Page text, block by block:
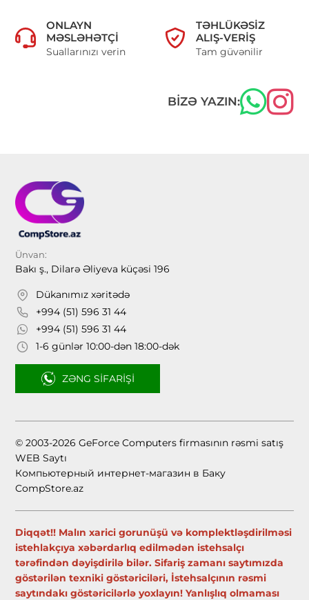
ONLAYN
MƏSLƏHƏTÇI
Suallarınızı verin
TƏHLÜKƏSIZ
ALIŞ-VERIŞ
Tam güvənilir
BIZƏ YAZIN:
Ünvan:
Bakı ş., Dilarə Əliyeva küçəsi 196
Dükanımız xəritədə
+994 (51) 596 31 44
+994 (51) 596 31 44
1-6 günlər 10:00-dən 18:00-dək
ZƏNG SIFARIŞI
© 2003-2026 GeForce Computers firmasının rəsmi satış
WEB Saytı
Компьютерный интернет-магазин в Баку
CompStore.az
Diqqət!! Malın xarici gorunüşü və komplektləşdirilməsi
istehlakçıya xəbərdarlıq edilmədən istehsalçı
tərəfindən dəyişdirilə bilər. Sifariş zamanı saytımızda
göstərilən texniki göstəriciləri, İstehsalçının rəsmi
saytındakı göstəricilərlə yoxlayın! Yanlışlıq olmaması